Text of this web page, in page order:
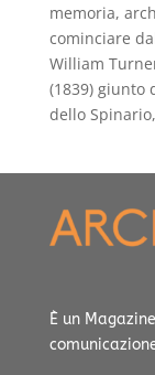
memoria,
cominciare
William
(1839) giunto
dello
È un